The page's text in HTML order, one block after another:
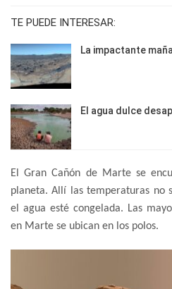
TE PUEDE INTERESAR:
La impactante
El agua dulce
El Gran Cañón de Marte se
planeta. Allí las temperaturas no
el agua esté congelada. Las
en Marte se ubican en los polos.